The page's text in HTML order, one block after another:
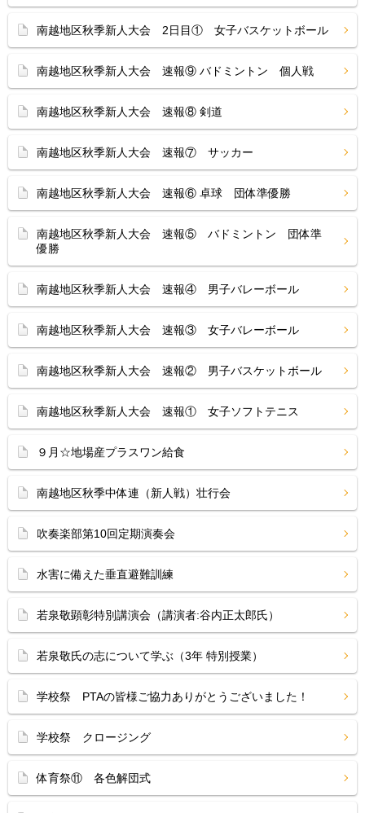
南越地区秋季新人大会 2日目① 女子バスケットボール
南越地区秋季新人大会 速報⑨ バドミントン 個人戦
南越地区秋季新人大会 速報⑧ 剣道
南越地区秋季新人大会 速報⑦ サッカー
南越地区秋季新人大会 速報⑥ 卓球 団体準優勝
南越地区秋季新人大会 速報⑤ バドミントン 団体準
優勝
南越地区秋季新人大会 速報④ 男子バレーボール
南越地区秋季新人大会 速報③ 女子バレーボール
南越地区秋季新人大会 速報② 男子バスケットボール
南越地区秋季新人大会 速報① 女子ソフトテニス
９月☆地場産プラスワン給食
南越地区秋季中体連（新人戦）壮行会
吹奏楽部第10回定期演奏会
水害に備えた垂直避難訓練
若泉敬顕彰特別講演会（講演者:谷内正太郎氏）
若泉敬氏の志について学ぶ（3年 特別授業）
学校祭 PTAの皆様ご協力ありがとうございました！
学校祭 クロージング
体育祭⑪ 各色解団式